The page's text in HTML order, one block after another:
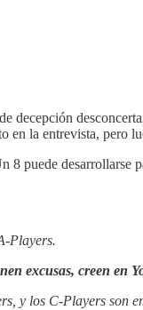
en la entrevista, pero
puede
Players.
excusas, creen en
y los C-Players son